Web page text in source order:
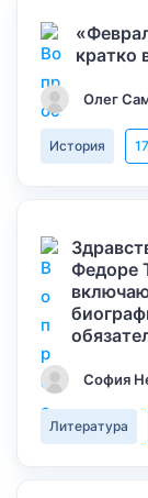
кратко
Олег
История
Федоре
София
Литература